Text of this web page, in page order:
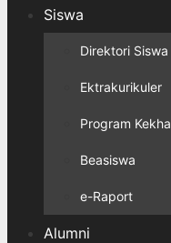
Siswa
Direktori Siswa
Ektrakurikuler
Program
Beasiswa
e-Raport
Alumni